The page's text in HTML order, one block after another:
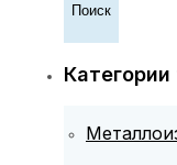
Категории